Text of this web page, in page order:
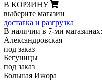
В КОРЗИНУ
выберите магазин
доставка и разгрузка
В наличии в 7-ми магазинах:
Александровская
под заказ
Бегуницы
под заказ
Большая Ижора